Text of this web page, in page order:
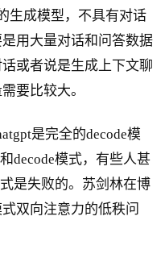
生成模型，不具有对话
用大量对话和问答数据
或者说是生成上下文聊
要比较大。
是完全的decode模
decode模式，有些人甚
是失败的。苏剑林在博
双向注意力的低秩问